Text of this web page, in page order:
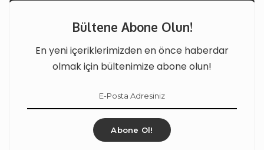
Bültene Abone Olun!
En yeni içeriklerimizden en önce haberdar
olmak için bültenimize abone olun!
Abone Ol!